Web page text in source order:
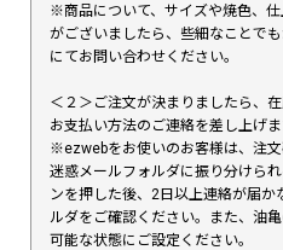
※商品について、サイズや焼色、
がございましたら、些細なことで
にてお問い合わせください。
＜２＞ご注文が決まりましたら、
お支払い方法のご連絡を差し上げま
※ezwebをお使いのお客様は、注
迷惑メールフォルダに振り分けら
ンを押した後、2日以上連絡が届
ルダをご確認ください。また、油
可能な状態にご設定ください。